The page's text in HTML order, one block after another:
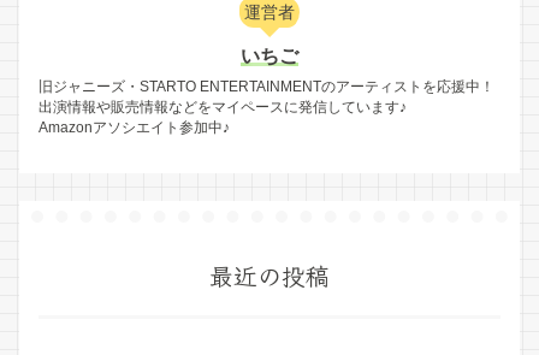
運営者
いちご
旧ジャニーズ・STARTO ENTERTAINMENTのアーティストを応援中！
出演情報や販売情報などをマイペースに発信しています♪
Amazonアソシエイト参加中♪
最近の投稿